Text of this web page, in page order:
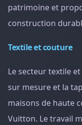
patrimoine et
construction
Textile et couture
Le secteur textile
sur mesure et la
maisons de haute
Vuitton. Le travail